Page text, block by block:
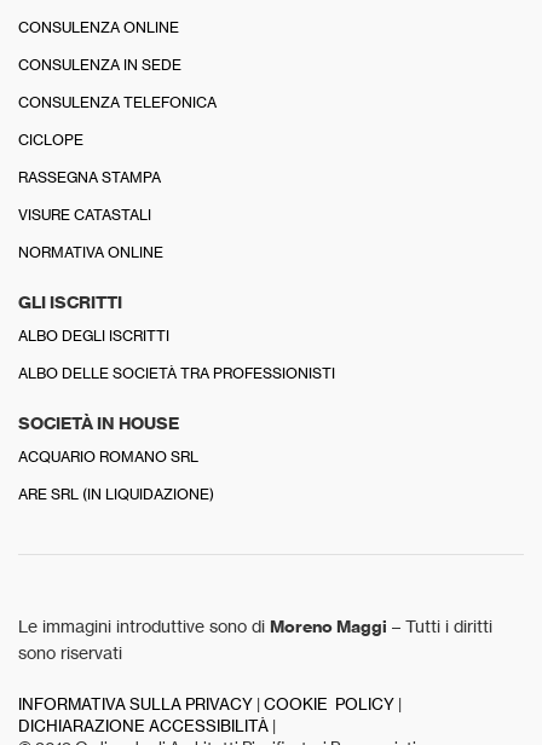
CONSULENZA ONLINE
CONSULENZA IN SEDE
CONSULENZA TELEFONICA
CICLOPE
RASSEGNA STAMPA
VISURE CATASTALI
NORMATIVA ONLINE
GLI ISCRITTI
ALBO DEGLI ISCRITTI
ALBO DELLE SOCIETÀ TRA PROFESSIONISTI
SOCIETÀ IN HOUSE
ACQUARIO ROMANO SRL
ARE SRL (IN LIQUIDAZIONE)
Le immagini introduttive sono di Moreno Maggi – Tutti i diritti
sono riservati
INFORMATIVA SULLA PRIVACY COOKIE POLICY
DICHIARAZIONE ACCESSIBILITÀ